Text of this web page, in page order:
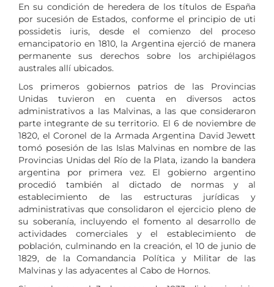
En su condición de heredera de los títulos de España
por sucesión de Estados, conforme el principio de uti
possidetis iuris, desde el comienzo del proceso
emancipatorio en 1810, la Argentina ejerció de manera
permanente sus derechos sobre los archipiélagos
australes allí ubicados.
Los primeros gobiernos patrios de las Provincias
Unidas tuvieron en cuenta en diversos actos
administrativos a las Malvinas, a las que consideraron
parte integrante de su territorio. El 6 de noviembre de
1820, el Coronel de la Armada Argentina David Jewett
tomó posesión de las Islas Malvinas en nombre de las
Provincias Unidas del Río de la Plata, izando la bandera
argentina por primera vez. El gobierno argentino
procedió también al dictado de normas y al
establecimiento de las estructuras jurídicas y
administrativas que consolidaron el ejercicio pleno de
su soberanía, incluyendo el fomento al desarrollo de
actividades comerciales y el establecimiento de
población, culminando en la creación, el 10 de junio de
1829, de la Comandancia Política y Militar de las
Malvinas y las adyacentes al Cabo de Hornos.